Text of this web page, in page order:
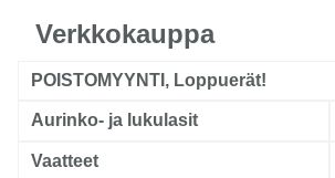
Verkkokauppa
POISTOMYYNTI, Loppuerät!
Aurinko- ja lukulasit
Vaatteet